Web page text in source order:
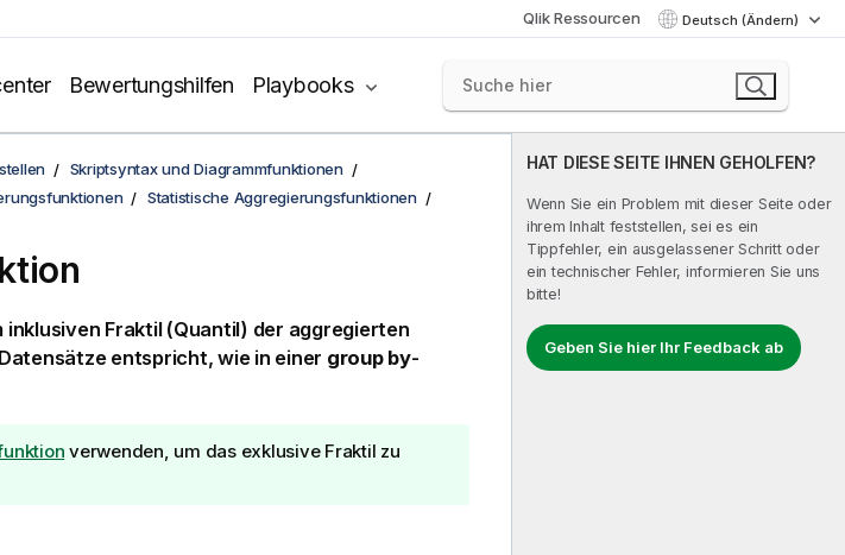
Qlik Ressourcen Deutsch (Ändern)
Bewertungshilfen Playbooks
HAT DIESE SEITE IHNEN GEHOLFEN?
Wenn Sie ein Problem mit dieser Seite oder
ihrem Inhalt feststellen, sei es ein
Tippfehler, ein ausgelassener Schritt oder
ein technischer Fehler, informieren Sie uns
bitte!
Geben Sie hier Ihr Feedback ab
Skriptsyntax und Diagrammfunktionen
Statistische Aggregierungsfunktionen
Fraktil (Quantil) der aggregierten
entspricht, wie in einer group by-
verwenden, um das exklusive Fraktil zu